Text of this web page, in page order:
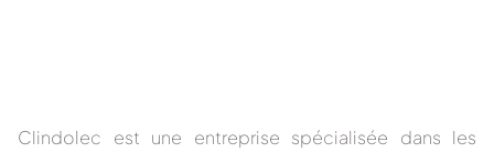
Clindolec est une entreprise spécialisée dans les